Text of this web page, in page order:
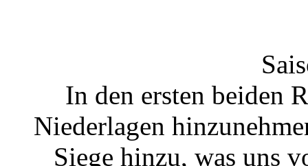
In den ersten beiden
Niederlagen
Siege hinzu, was uns